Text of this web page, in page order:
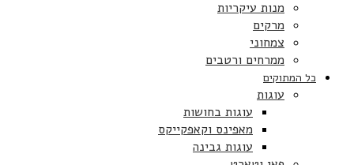
מנות עיקריות
מרקים
צמחוני
ממרחים ורטבים
כל המתוקים
עוגות
עוגות בחושות
מאפינס וקאפקייקס
עוגות גבינה